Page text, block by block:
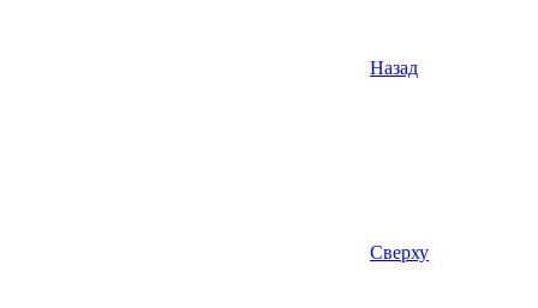
Назад
Сверху